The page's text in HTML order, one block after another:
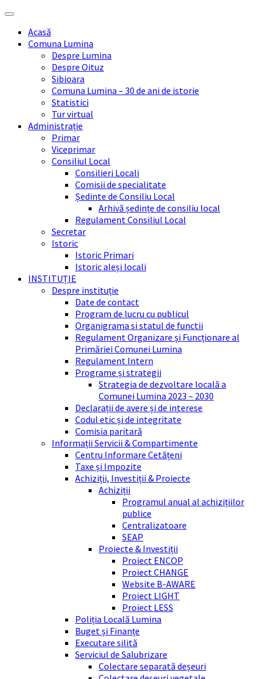
Skip
content
Skip
sidebar
Skip
right
sidebar
Skip
footerAcasă
Comuna Lumina
Despre Lumina
Despre Oituz
Sibioara
Comuna Lumina – 30 de ani de istorie
Statistici
Tur virtual
Administrație
Primar
Viceprimar
Consiliul Local
Consilieri Locali
Comisii de specialitate
Ședinte de Consiliu Local
Arhivă ședințe de consiliu local
Regulament Consiliul Local
Secretar
Istoric
Istoric Primari
Istoric aleși locali
INSTITUȚIE
Despre instituție
Date de contact
Program de lucru cu publicul
Organigrama si statul de functii
Regulament Organizare și Funcționare al
Primăriei Comunei Lumina
Regulament Intern
Programe și strategii
Strategia de dezvoltare locală a
Comunei Lumina 2023 – 2030
Declarații de avere și de interese
Codul etic și de integritate
Comisia paritară
Informații Servicii & Compartimente
Centru Informare Cetățeni
Taxe și Impozite
Achiziții, Investiții & Proiecte
Achiziții
Programul anual al achizițiilor
publice
Centralizatoare
SEAP
Proiecte & Investiții
Proiect ENCOP
Proiect CHANGE
Website B-AWARE
Proiect LIGHT
Proiect LESS
Poliția Locală Lumina
Buget și Finanțe
Executare silită
Serviciul de Salubrizare
Colectare separată deșeuri